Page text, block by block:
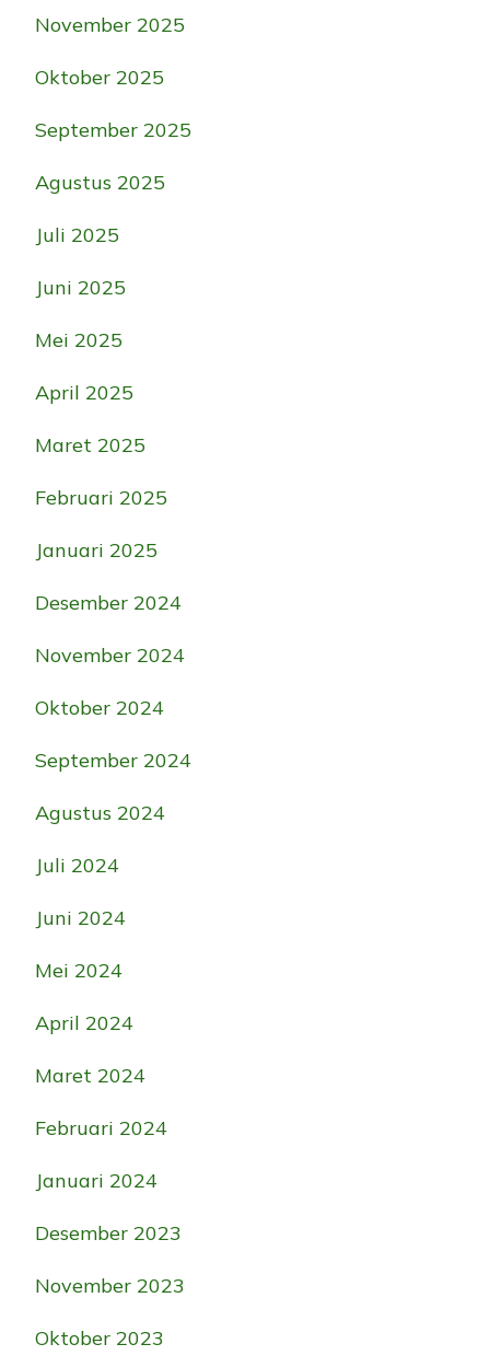
November 2025
Oktober 2025
September 2025
Agustus 2025
Juli 2025
Juni 2025
Mei 2025
April 2025
Maret 2025
Februari 2025
Januari 2025
Desember 2024
November 2024
Oktober 2024
September 2024
Agustus 2024
Juli 2024
Juni 2024
Mei 2024
April 2024
Maret 2024
Februari 2024
Januari 2024
Desember 2023
November 2023
Oktober 2023